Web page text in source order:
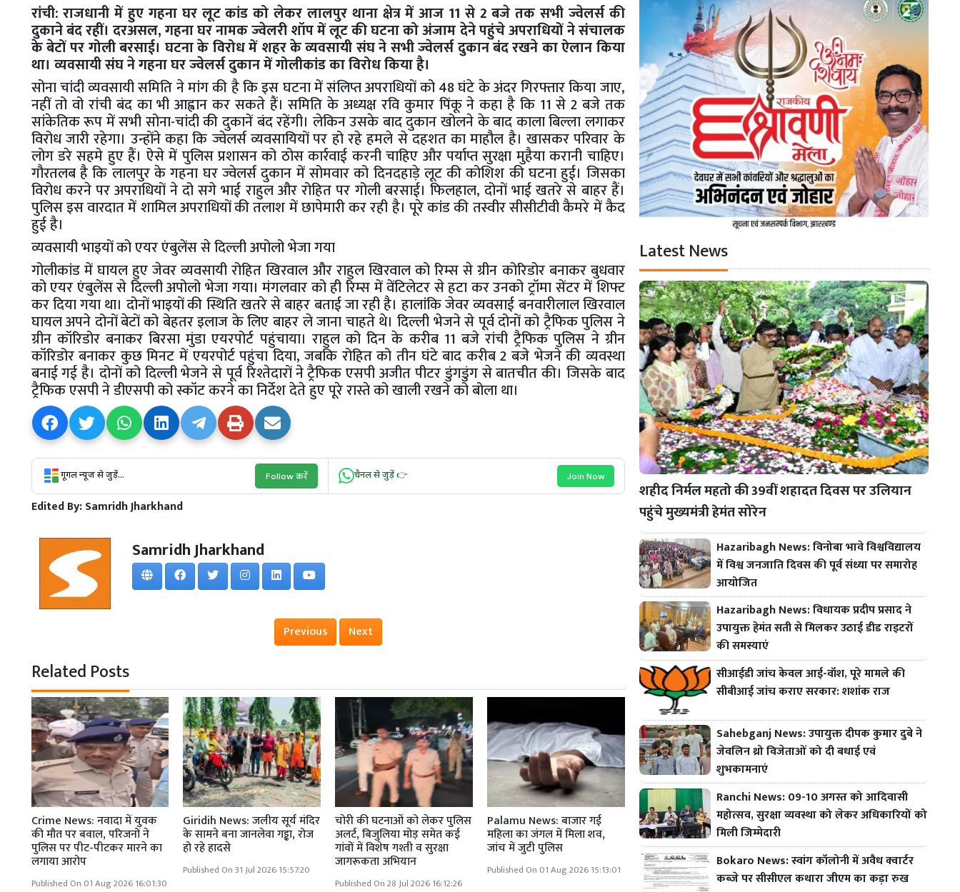
रांची: राजधानी में हुए गहना घर लूट कांड को लेकर लालपुर थाना क्षेत्र में आज 11 से 2 बजे तक सभी ज्वेलर्स की
दुकाने बंद रहीं। दरअसल, गहना घर नामक ज्वेलरी शॉप में लूट की घटना को अंजाम देने पहुंचे अपराधियों ने संचालक
के बेटों पर गोली बरसाई। घटना के विरोध में शहर के व्यवसायी संघ ने सभी ज्वेलर्स दुकान बंद रखने का ऐलान किया
था। व्यवसायी संघ ने गहना घर ज्वेलर्स दुकान में गोलीकांड का विरोध किया है।
सोना चांदी व्यवसायी समिति ने मांग की है कि इस घटना में संलिप्त अपराधियों को 48 घंटे के अंदर गिरफ्तार किया जाए,
नहीं तो वो रांची बंद का भी आह्वान कर सकते हैं। समिति के अध्यक्ष रवि कुमार पिंकू ने कहा है कि 11 से 2 बजे तक
सांकेतिक रूप में सभी सोना-चांदी की दुकानें बंद रहेंगी। लेकिन उसके बाद दुकान खोलने के बाद काला बिल्ला लगाकर
विरोध जारी रहेगा। उन्होंने कहा कि ज्वेलर्स व्यवसायियों पर हो रहे हमले से दहशत का माहौल है। खासकर परिवार के
लोग डरे सहमे हुए हैं। ऐसे में पुलिस प्रशासन को ठोस कार्रवाई करनी चाहिए और पर्याप्त सुरक्षा मुहैया करानी चाहिए।
गौरतलब है कि लालपुर के गहना घर ज्वेलर्स दुकान में सोमवार को दिनदहाड़े लूट की कोशिश की घटना हुई। जिसका
विरोध करने पर अपराधियों ने दो सगे भाई राहुल और रोहित पर गोली बरसाई। फिलहाल, दोनों भाई खतरे से बाहर हैं।
पुलिस इस वारदात में शामिल अपराधियों की तलाश में छापेमारी कर रही है। पूरे कांड की तस्वीर सीसीटीवी कैमरे में कैद
हुई है।
व्यवसायी भाइयों को एयर एंबुलेंस से दिल्ली अपोलो भेजा गया
गोलीकांड में घायल हुए जेवर व्यवसायी रोहित खिरवाल और राहुल खिरवाल को रिम्स से ग्रीन कोरिडोर बनाकर बुधवार
को एयर एंबुलेंस से दिल्ली अपोलो भेजा गया। मंगलवार को ही रिम्स में वेंटिलेटर से हटा कर उनको ट्रॉमा सेंटर में शिफ्ट
कर दिया गया था। दोनों भाइयों की स्थिति खतरे से बाहर बताई जा रही है। हालांकि जेवर व्यवसाई बनवारीलाल खिरवाल
घायल अपने दोनों बेटों को बेहतर इलाज के लिए बाहर ले जाना चाहते थे। दिल्ली भेजने से पूर्व दोनों को ट्रैफिक पुलिस ने
ग्रीन कॉरिडोर बनाकर बिरसा मुंडा एयरपोर्ट पहुंचाया। राहुल को दिन के करीब 11 बजे रांची ट्रैफिक पुलिस ने ग्रीन
कॉरिडोर बनाकर कुछ मिनट में एयरपोर्ट पहुंचा दिया, जबकि रोहित को तीन घंटे बाद करीब 2 बजे भेजने की व्यवस्था
बनाई गई है। दोनों को दिल्ली भेजने से पूर्व रिश्तेदारों ने ट्रैफिक एसपी अजीत पीटर डुंगडुंग से बातचीत की। जिसके बाद
ट्रैफिक एसपी ने डीएसपी को स्कॉट करने का निर्देश देते हुए पूरे रास्ते को खाली रखने को बोला था।
गूगल न्यूज से जुड़ें... Follow करें चैनल से जुड़ें 👉 Join Now
Edited By:Samridh Jharkhand
Samridh Jharkhand
Previous Next
Related Posts
Crime News: नवादा में युवक
की मौत पर बवाल, परिजनों ने
पुलिस पर पीट-पीटकर मारने का
लगाया आरोप
Published On 01 Aug 2026 16:01:30
Giridih News: जलीय सूर्य मंदिर
के सामने बना जानलेवा गड्ढा, रोज
हो रहे हादसे
Published On 31 Jul 2026 15:57:20
चोरी की घटनाओं को लेकर पुलिस
अलर्ट, बिजुलिया मोड़ समेत कई
गांवों में विशेष गश्ती व सुरक्षा
जागरूकता अभियान
Published On 28 Jul 2026 16:12:26
Palamu News: बाजार गई
महिला का जंगल में मिला शव,
जांच में जुटी पुलिस
Published On 01 Aug 2026 15:13:01
Latest News
शहीद निर्मल महतो की 39वीं शहादत दिवस पर उलियान
पहुंचे मुख्यमंत्री हेमंत सोरेन
Hazaribagh News: विनोबा भावे विश्वविद्यालय
में विश्व जनजाति दिवस की पूर्व संध्या पर समारोह
आयोजित
Hazaribagh News: विधायक प्रदीप प्रसाद ने
उपायुक्त हेमंत सती से मिलकर उठाई डीड राइटरों
की समस्याएं
सीआईडी जांच केवल आई-वॉश, पूरे मामले की
सीबीआई जांच कराए सरकार: शशांक राज
Sahebganj News: उपायुक्त दीपक कुमार दुबे ने
जेवलिन थ्रो विजेताओं को दी बधाई एवं
शुभकामनाएं
Ranchi News: 09-10 अगस्त को आदिवासी
महोत्सव, सुरक्षा व्यवस्था को लेकर अधिकारियों को
मिली जिम्मेदारी
Bokaro News: स्वांग कॉलोनी में अवैध क्वार्टर
कब्जे पर सीसीएल कथारा जीएम का कड़ा रुख